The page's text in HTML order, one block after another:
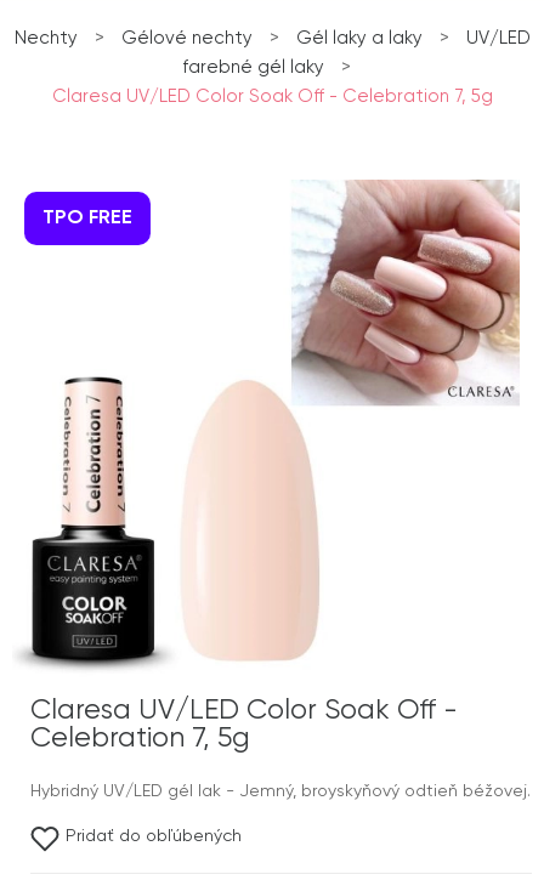
Nechty > Gélové nechty > Gél laky a laky >
UV/LED
farebné gél laky
>
Claresa UV/LED Color Soak Off - Celebration 7, 5g
TPO FREE
Claresa UV/LED Color Soak Off -
Celebration 7, 5g
Hybridný UV/LED gél lak - Jemný, broyskyňový odtieň béžovej.
Pridať do obľúbených